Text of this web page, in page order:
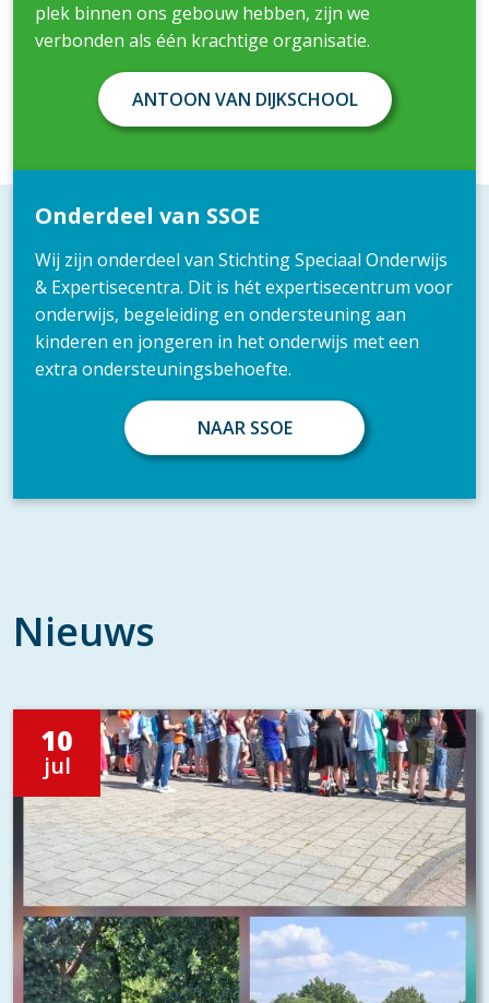
plek binnen ons gebouw hebben, zijn we
verbonden als één krachtige organisatie.
ANTOON VAN DIJKSCHOOL
Onderdeel van SSOE
Wij zijn onderdeel van Stichting Speciaal Onderwijs
& Expertisecentra. Dit is hét expertisecentrum voor
onderwijs, begeleiding en ondersteuning aan
kinderen en jongeren in het onderwijs met een
extra ondersteuningsbehoefte.
NAAR SSOE
Nieuws
10
jul